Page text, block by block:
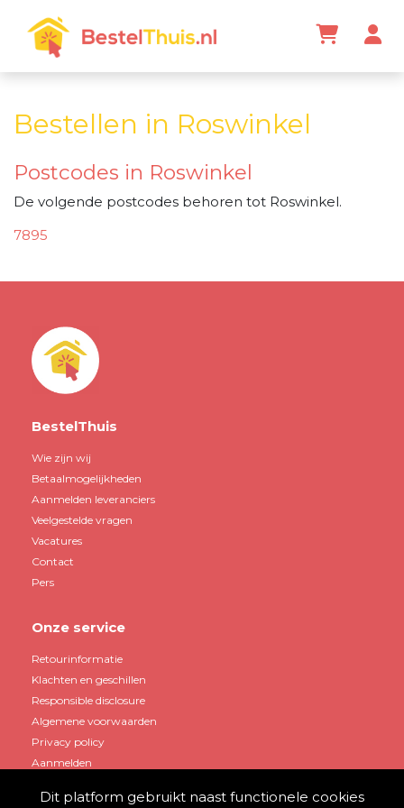
Bestellen in Roswinkel
Postcodes in Roswinkel
De volgende postcodes behoren tot Roswinkel.
7895
BestelThuis
Wie zijn wij
Betaalmogelijkheden
Aanmelden leveranciers
Veelgestelde vragen
Vacatures
Contact
Pers
Onze service
Retourinformatie
Klachten en geschillen
Responsible disclosure
Algemene voorwaarden
Privacy policy
Aanmelden
Dit platform gebruikt naast functionele cookies